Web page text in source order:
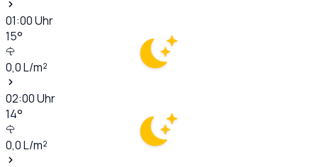
01:00Uhr
15°
0,0L/m²
02:00Uhr
14°
0,0L/m²